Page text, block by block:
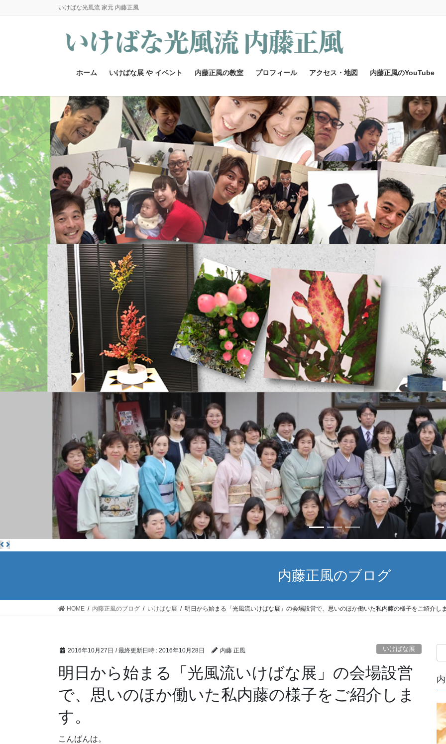
ッ
プ
移
動
いけばな光風流 家元 内藤正風
ホーム いけばな展 や イベント 内藤正風の教室 プロフィール アクセス・地図 内藤正風のYouTube
内藤正風のブログ
HOME 内藤正風のブログ いけばな展 明日から始まる「光風流いけばな展」の会場設営で、思いのほか働いた私内藤の様子をご紹介し
2016年10月27日 / 最終更新日時 : 2016年10月28日 内藤 正風 いけばな展
明日から始まる「光風流いけばな展」の会場設営
で、思いのほか働いた私内藤の様子をご紹介しま
す。
こんばんは。